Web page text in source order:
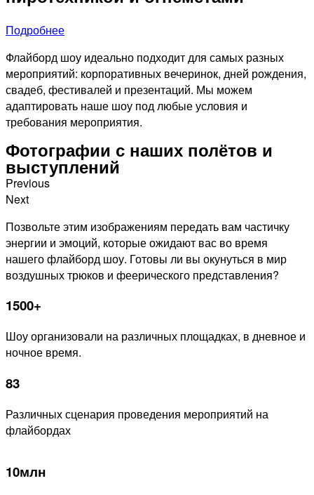
Подробнее
Флайборд шоу идеально подходит для самых разных
мероприятий: корпоративных вечеринок, дней рождения,
свадеб, фестивалей и презентаций. Мы можем
адаптировать наше шоу под любые условия и
требования мероприятия.
Фотографии с наших полётов и
выступлений
Previous
Next
Позвольте этим изображениям передать вам частичку
энергии и эмоций, которые ожидают вас во время
нашего флайборд шоу. Готовы ли вы окунуться в мир
воздушных трюков и феерического представления?
1500+
Шоу организовали на различных площадках, в дневное и
ночное время.
83
Различных сценария проведения мероприятий на
флайбордах
10млн